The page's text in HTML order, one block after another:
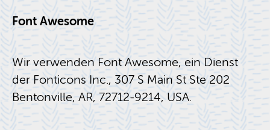
Font Awe­so­me
Wir ver­wen­den Font Awe­so­me, ein Dienst
der Fon­ti­cons Inc., 307 S Main St Ste 202
Ben­ton­vil­le, AR, 72712-9214, USA.